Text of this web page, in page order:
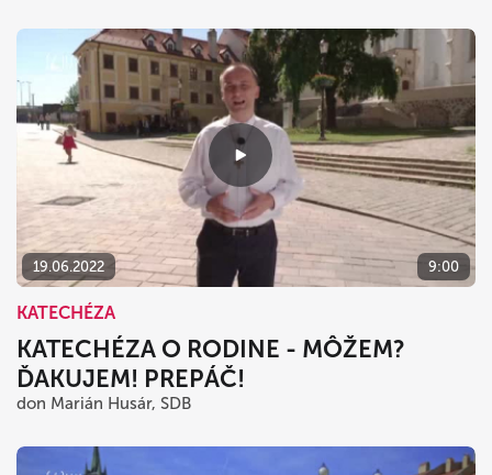
19.06.2022 9:00
KATECHÉZA
KATECHÉZA O RODINE - MÔŽEM?
ĎAKUJEM! PREPÁČ!
don Marián Husár, SDB